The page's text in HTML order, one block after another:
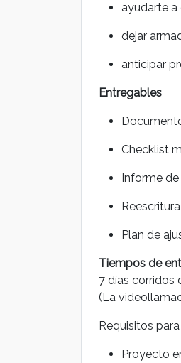
ayudarte
dejar
anticipar
Entregables
Checklist
Informe
Plan de
Tiempos de
7 días corridos
(La
Requisitos
Proyecto